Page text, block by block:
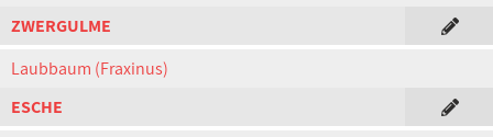
ZWERGULME
Laubbaum (Fraxinus)
ESCHE